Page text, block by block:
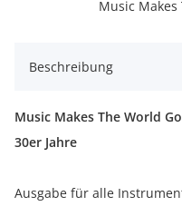
Music Makes
Beschreibung
Music Makes The World
30er Jahre
Ausgabe für alle